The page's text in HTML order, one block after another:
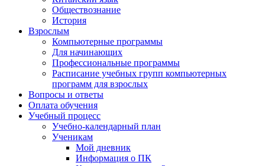
Обществознание
История
Взрослым
Компьютерные программы
Для начинающих
Профессиональные программы
Расписание учебных групп компьютерных
программ для взрослых
Вопросы и ответы
Оплата обучения
Учебный процесс
Учебно-календарный план
Ученикам
Мой дневник
Информация о ПК